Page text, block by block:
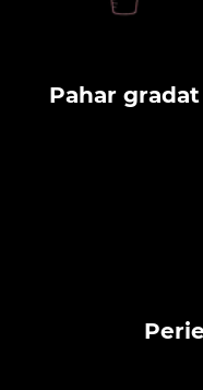
Pahar gradat